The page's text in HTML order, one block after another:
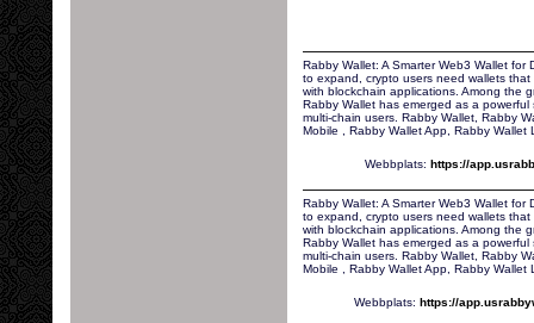
Rabby Wallet: A Smarter Web3 Wallet
to expand, crypto users need wallets
with blockchain applications. Among the
Rabby Wallet has emerged as a
multi-chain users. Rabby Wallet, Rabby
Mobile , Rabby Wallet App, Rabby Wallet
Webbplats: https://
Rabby Wallet: A Smarter Web3 Wallet
to expand, crypto users need wallets
with blockchain applications. Among the
Rabby Wallet has emerged as a
multi-chain users. Rabby Wallet, Rabby
Mobile , Rabby Wallet App, Rabby Wallet
Webbplats: https://